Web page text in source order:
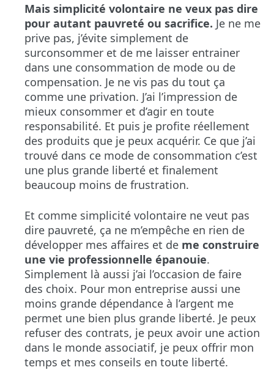
Mais simplicité volontaire ne veux pas dire
pour autant pauvreté ou sacrifice. Je ne me
prive pas, j’évite simplement de
surconsommer et de me laisser entrainer
dans une consommation de mode ou de
compensation. Je ne vis pas du tout ça
comme une privation. J’ai l’impression de
mieux consommer et d’agir en toute
responsabilité. Et puis je profite réellement
des produits que je peux acquérir. Ce que j’ai
trouvé dans ce mode de consommation c’est
une plus grande liberté et finalement
beaucoup moins de frustration.
Et comme simplicité volontaire ne veut pas
dire pauvreté, ça ne m’empêche en rien de
développer mes affaires et de me construire
une vie professionnelle épanouie.
Simplement là aussi j’ai l’occasion de faire
des choix. Pour mon entreprise aussi une
moins grande dépendance à l’argent me
permet une bien plus grande liberté. Je peux
refuser des contrats, je peux avoir une action
dans le monde associatif, je peux offrir mon
temps et mes conseils en toute liberté.